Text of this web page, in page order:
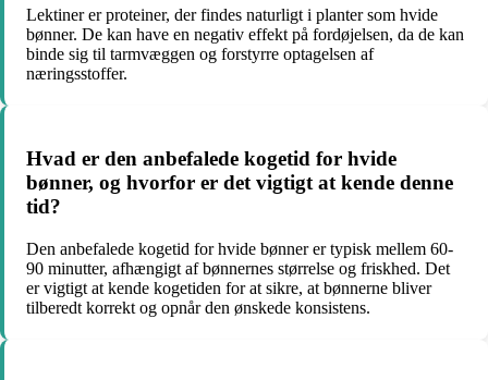
Lektiner er proteiner, der findes naturligt i planter som hvide
bønner. De kan have en negativ effekt på fordøjelsen, da de kan
binde sig til tarmvæggen og forstyrre optagelsen af
næringsstoffer.
Hvad er den anbefalede kogetid for hvide
bønner, og hvorfor er det vigtigt at kende denne
tid?
Den anbefalede kogetid for hvide bønner er typisk mellem 60-
90 minutter, afhængigt af bønnernes størrelse og friskhed. Det
er vigtigt at kende kogetiden for at sikre, at bønnerne bliver
tilberedt korrekt og opnår den ønskede konsistens.